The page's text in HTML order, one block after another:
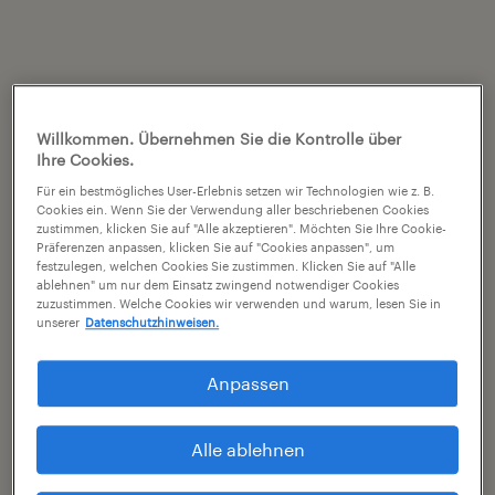
Willkommen. Übernehmen Sie die Kontrolle über
Ihre Cookies.
Für ein bestmögliches User-Erlebnis setzen wir Technologien wie z. B.
Cookies ein. Wenn Sie der Verwendung aller beschriebenen Cookies
zustimmen, klicken Sie auf "Alle akzeptieren". Möchten Sie Ihre Cookie-
Präferenzen anpassen, klicken Sie auf "Cookies anpassen", um
festzulegen, welchen Cookies Sie zustimmen. Klicken Sie auf "Alle
ablehnen" um nur dem Einsatz zwingend notwendiger Cookies
zuzustimmen. Welche Cookies wir verwenden und warum, lesen Sie in
unserer Datenschutzhinweisen.
Anpassen
Alle ablehnen